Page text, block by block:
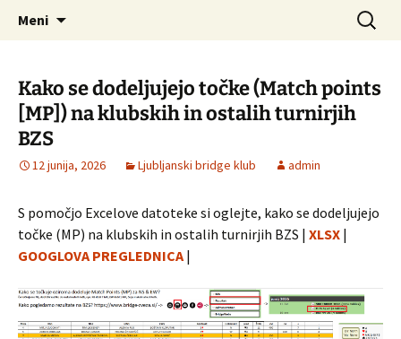
LJUBLJANSKI BRIDGE KLUB
LBK
Meni Išči:
Kako se dodeljujejo točke (Match points
[MP]) na klubskih in ostalih turnirjih
BZS
12 junija, 2026 Ljubljanski bridge klub admin
S pomočjo Excelove datoteke si oglejte, kako se dodeljujejo
točke (MP) na klubskih in ostalih turnirjih BZS | XLSX |
GOOGLOVA PREGLEDNICA|